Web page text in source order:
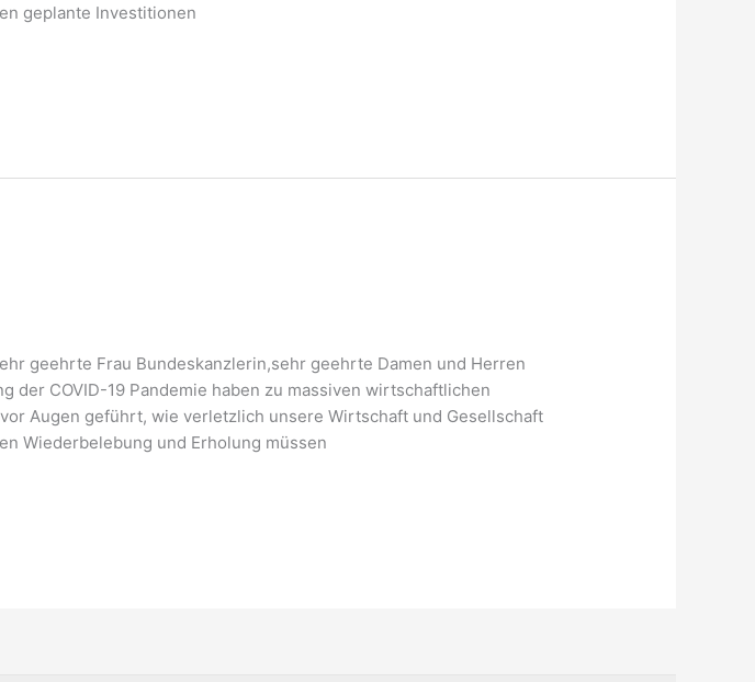
geplante Investitionen
geehrte Frau Bundeskanzlerin,sehr geehrte Damen und Herren
der COVID-19 Pandemie haben zu massiven wirtschaftlichen
Augen geführt, wie verletzlich unsere Wirtschaft und Gesellschaft
Wiederbelebung und Erholung müssen